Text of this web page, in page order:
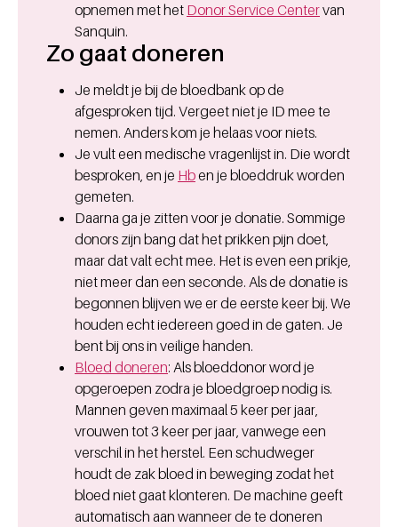
opnemen met het Donor Service Centervan
Sanquin.
Zo gaat doneren
Je meldt je bij de bloedbank op de
afgesproken tijd. Vergeet niet je ID mee te
nemen. Anders kom je helaas voor niets.
Je vult een medische vragenlijst in. Die wordt
besproken, en je Hben je bloeddruk worden
gemeten.
Daarna ga je zitten voor je donatie. Sommige
donors zijn bang dat het prikken pijn doet,
maar dat valt echt mee. Het is even een prikje,
niet meer dan een seconde. Als de donatie is
begonnen blijven we er de eerste keer bij. We
houden echt iedereen goed in de gaten. Je
bent bij ons in veilige handen.
Bloed doneren: Als bloeddonor word je
opgeroepen zodra je bloedgroep nodig is.
Mannen geven maximaal 5 keer per jaar,
vrouwen tot 3 keer per jaar, vanwege een
verschil in het herstel. Een schudweger
houdt de zak bloed in beweging zodat het
bloed niet gaat klonteren. De machine geeft
automatisch aan wanneer de te doneren